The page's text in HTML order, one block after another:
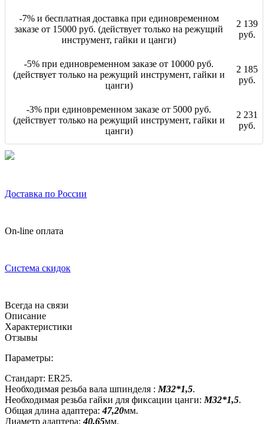
-7% и бесплатная доставка при единовременном
заказе от 15000 руб. (действует только на режущий
инструмент, гайки и цанги)
2 139
руб.
-5% при единовременном заказе от 10000 руб.
(действует только на режущий инструмент, гайки и
цанги)
2 185
руб.
-3% при единовременном заказе от 5000 руб.
(действует только на режущий инструмент, гайки и
цанги)
2 231
руб.
Доставка по России
On-line оплата
Система скидок
Всегда на связи
Описание
Характеристики
Отзывы
Параметры:
Стандарт: ER25.
Необходимая резьба вала шпинделя : М32*1,5.
Необходимая резьба гайки для фиксации цанги: M32*1,5.
Общая длина адаптера:47,20мм.
Диаметр адаптера:40,65мм.